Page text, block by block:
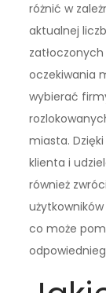
różnić w
aktualnej
oczekiwania
wybierać
miasta.
klienta i
również
co może